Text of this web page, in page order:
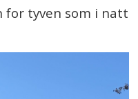
for tyven som i natt